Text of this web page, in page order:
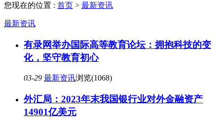
您现在的位置 : 首页 > 最新资讯
最新资讯
有录网举办国际高等教育论坛：拥抱科技的变
化，坚守教育初心
03-29 最新资讯浏览(1068)
外汇局：2023年末我国银行业对外金融资产
14901亿美元